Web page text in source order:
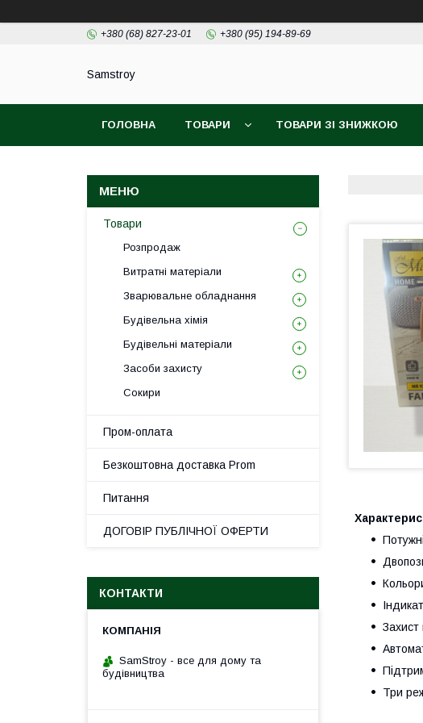
+380 (68) 827-23-01 +380 (95) 194-89-69
Samstroy
ГОЛОВНА ТОВАРИ ТОВАРИ ЗІ ЗНИЖКОЮ
Захист
Три
Товари
Розпродаж
Витратні матеріали
Зварювальне обладнання
Будівельна хімія
Будівельні матеріали
Засоби захисту
Сокири
Пром-оплата
Безкоштовна доставка Prom
Питання
ДОГОВІР ПУБЛІЧНОЇ ОФЕРТИ
КОНТАКТИ
SamStroy - все для дому та
будівництва